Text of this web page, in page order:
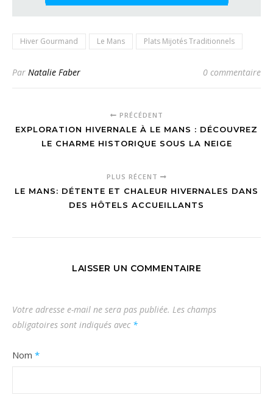
Hiver Gourmand Le Mans Plats Mijotés Traditionnels
Par Natalie Faber 0 commentaire
PRÉCÉDENT
EXPLORATION HIVERNALE À LE MANS : DÉCOUVREZ
LE CHARME HISTORIQUE SOUS LA NEIGE
PLUS RÉCENT
LE MANS: DÉTENTE ET CHALEUR HIVERNALES DANS
DES HÔTELS ACCUEILLANTS
LAISSER UN COMMENTAIRE
Votre adresse e-mail ne sera pas publiée. Les champs
obligatoires sont indiqués avec *
Nom *